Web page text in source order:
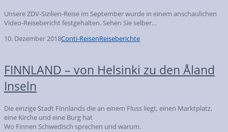
Unsere ZDV-Sizilien-Reise im September wurde in einem anschaulichen
Video-Reisebericht festgehalten. Sehen Sie selber…
10. Dezember 2018Conti-ReisenReiseberichte
FINNLAND – von Helsinki zu den Åland
Inseln
Die einzige Stadt Finnlands die an einem Fluss liegt, einen Marktplatz,
eine Kirche und eine Burg hat
Wo Finnen Schwedisch sprechen und warum.